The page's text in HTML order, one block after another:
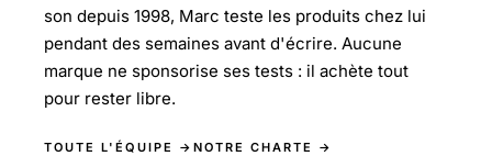
son depuis 1998, Marc teste les produits chez lui
pendant des semaines avant d'écrire. Aucune
marque ne sponsorise ses tests : il achète tout
pour rester libre.
TOUTE L'ÉQUIPE → NOTRE CHARTE →